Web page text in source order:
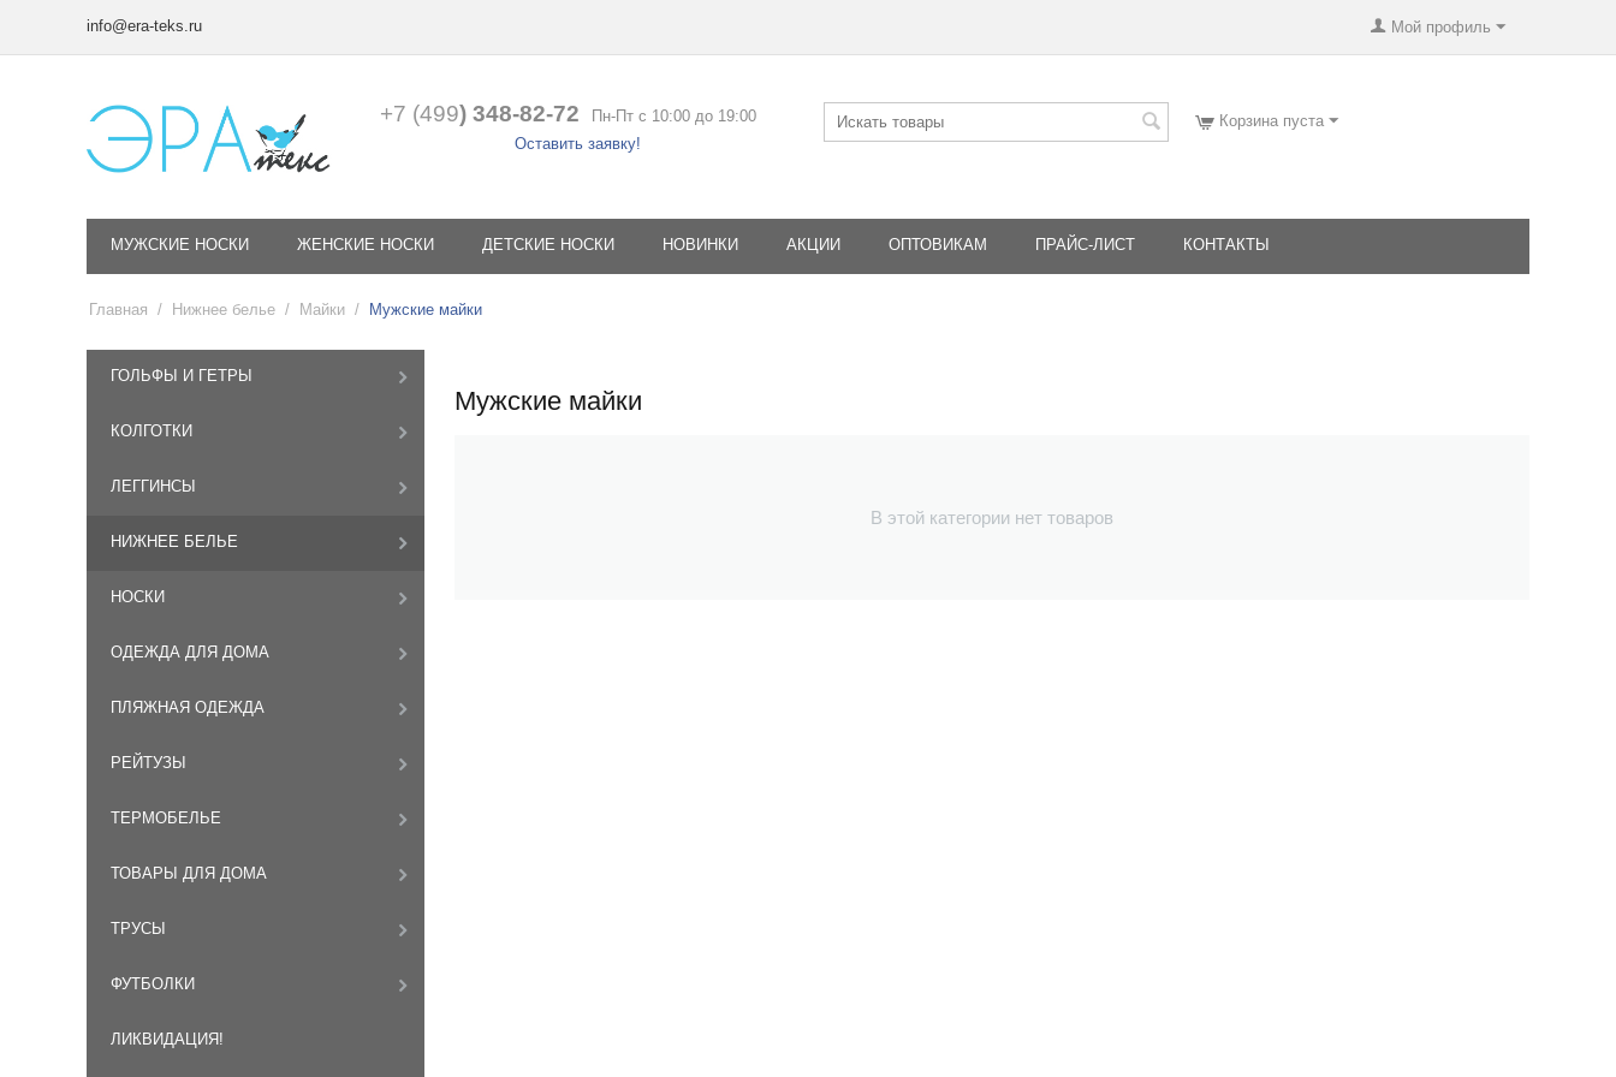
info@era-teks.ru Мой профиль
+7 (499) 348-82-72
Пн-Пт с 10:00 до 19:00
Оставить заявку!
Корзина пуста
МУЖСКИЕ НОСКИ ЖЕНСКИЕ НОСКИ ДЕТСКИЕ НОСКИ НОВИНКИ АКЦИИ ОПТОВИКАМ ПРАЙС-ЛИСТ КОНТАКТЫ
Главная / Нижнее белье / Майки / Мужские майки
ГОЛЬФЫ И ГЕТРЫ
КОЛГОТКИ
ЛЕГГИНСЫ
НИЖНЕЕ БЕЛЬЕ
НОСКИ
ОДЕЖДА ДЛЯ ДОМА
ПЛЯЖНАЯ ОДЕЖДА
РЕЙТУЗЫ
ТЕРМОБЕЛЬЕ
ТОВАРЫ ДЛЯ ДОМА
ТРУСЫ
ФУТБОЛКИ
ЛИКВИДАЦИЯ!
Мужские майки
В этой категории нет товаров